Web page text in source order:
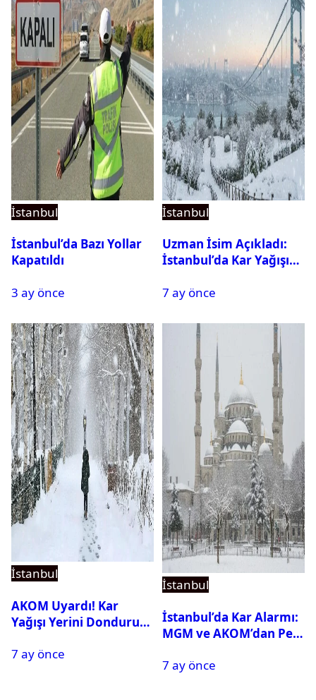
İstanbul
İstanbul’da Bazı Yollar
Kapatıldı
3 ay önce
İstanbul
Uzman İsim Açıkladı:
İstanbul’da Kar Yağışı
7 ay önce
İstanbul
AKOM Uyardı! Kar
Yağışı Yerini Dondurucu
7 ay önce
İstanbul
İstanbul’da Kar Alarmı:
MGM ve AKOM’dan Peş
7 ay önce